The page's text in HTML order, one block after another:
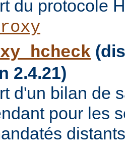
du protocole
2.4.21)
d'un bilan de
pour les